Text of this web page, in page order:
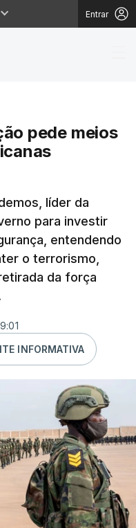
Entrar
pede meios
líder da
para investir
entendendo
o terrorismo,
da força
INFORMATIVA